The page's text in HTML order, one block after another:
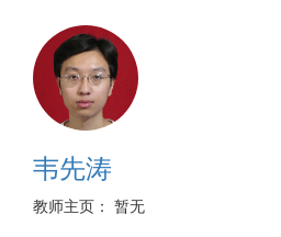
韦先涛
教师主页： 暂无